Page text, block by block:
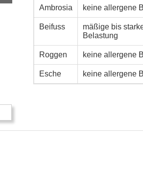
Ambrosia keine allergene
Beifuss
mäßige bis
Belastung
Roggen keine allergene
Esche keine allergene